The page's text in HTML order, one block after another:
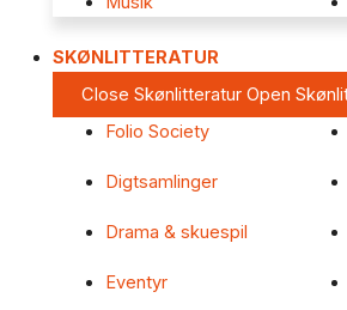
SKØNLITTERATUR
Close Skønlitteratur Open
Folio Society
Digtsamlinger
Drama & skuespil
Eventyr